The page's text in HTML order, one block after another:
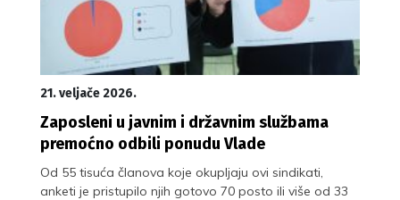
21. veljače 2026.
Zaposleni u javnim i državnim službama
premoćno odbili ponudu Vlade
Od 55 tisuća članova koje okupljaju ovi sindikati,
anketi je pristupilo njih gotovo 70 posto ili više od 33